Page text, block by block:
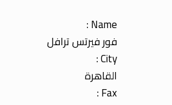
Name :
فور فيرتس ترافل
City :
القاهرة
Fax :